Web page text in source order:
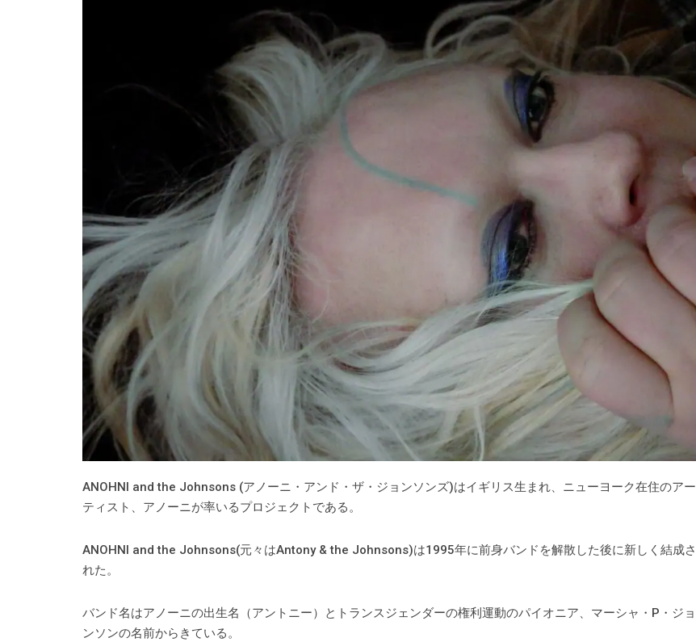
ANOHNI and the Johnsons (アノーニ・アンド・ザ・ジョンソンズ)はイギリス生まれ、ニューヨーク在住のアー
ティスト、アノーニが率いるプロジェクトである。
ANOHNI and the Johnsons(元々はAntony & the Johnsons)は1995年に前身バンドを解散した後に新しく結成さ
れた。
バンド名はアノーニの出生名（アントニー）とトランスジェンダーの権利運動のパイオニア、マーシャ・P・ジョ
ンソンの名前からきている。